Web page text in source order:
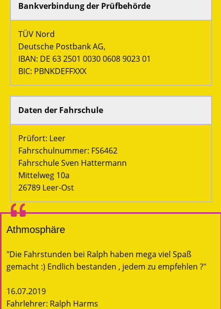
Bankverbindung der Prüfbehörde
TÜV Nord
Deutsche Postbank AG,
IBAN: DE 63 2501 0030 0608 9023 01
BIC: PBNKDEFFXXX
Daten der Fahrschule
Prüfort: Leer
Fahrschulnummer: FS6462
Fahrschule Sven Hattermann
Mittelweg 10a
26789 Leer-Ost
Athmosphäre
"Die Fahrstunden bei Ralph haben mega viel Spaß
gemacht :) Endlich bestanden , jedem zu empfehlen ?"
16.07.2019
Fahrlehrer: Ralph Harms